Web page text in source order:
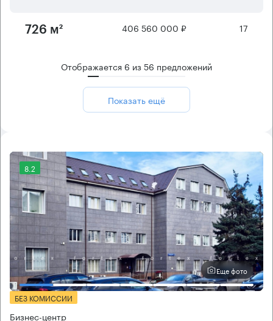
726 м² 406 560 000 ₽ 17
Отображается 6 из56 предложений
Показать ещё
8.2
Еще фото
БЕЗ КОМИССИИ
Бизнес-центр